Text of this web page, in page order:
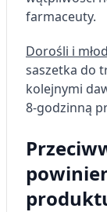
farmaceuty.
Dorośli i
saszetka do
kolejnymi
8-godzinną